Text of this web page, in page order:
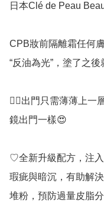
日本Clé de Peau
CPB妝前隔離霜任何
“反油為光”，塗了之後
👉🏻出門只需薄薄上
鏡出門一樣😍
♡全新升級配方，注
瑕疵與暗沉，有助解
堆粉，預防過量皮脂